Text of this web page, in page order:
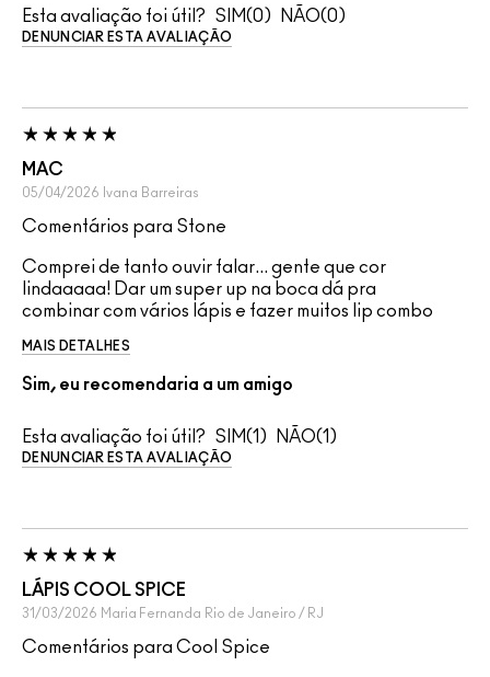
Esta avaliação foi útil? 0 0
DENUNCIAR ESTA AVALIAÇÃO
MAC
05/04/2026 Ivana Barreiras
Comentários para Stone
Comprei de tanto ouvir falar... gente que cor
lindaaaaa! Dar um super up na boca dá pra
combinar com vários lápis e fazer muitos lip combo
MAIS DETALHES
Sim, eu recomendaria a um amigo
Esta avaliação foi útil? 1 1
DENUNCIAR ESTA AVALIAÇÃO
LÁPIS COOL SPICE
31/03/2026 Maria Fernanda Rio de Janeiro / RJ
Comentários para Cool Spice